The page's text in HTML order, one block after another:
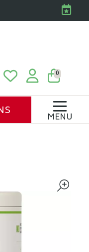
Clabots &
0
MENU